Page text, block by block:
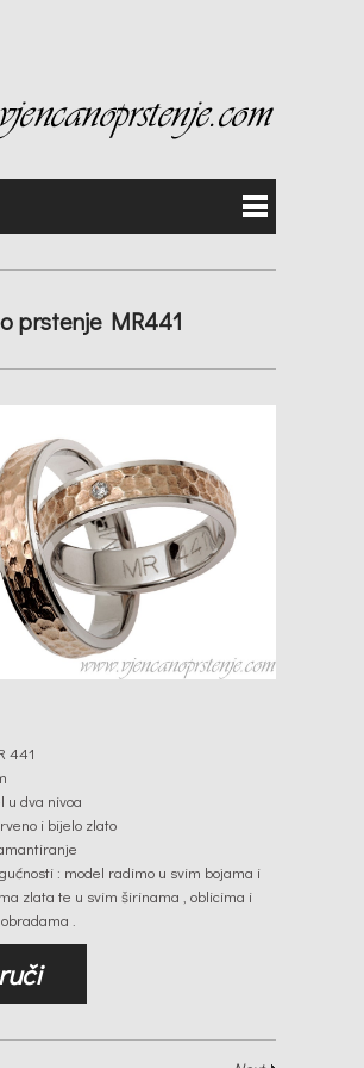
prstenje MR441
441
u dva nivoa
i bijelo zlato
: model radimo u svim bojama i
zlata te u svim širinama , oblicima i
.